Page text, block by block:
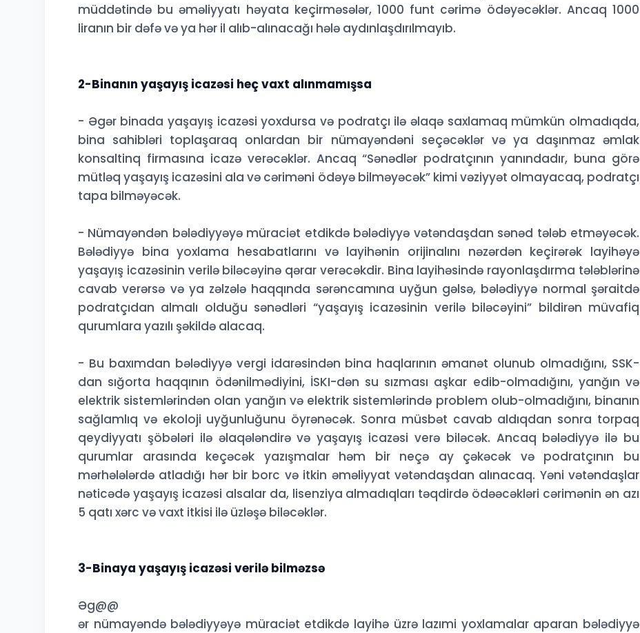
müddətində bu əməliyyatı həyata keçirməsələr, 1000 funt cərimə ödəyəcəklər. Ancaq 1000
liranın bir dəfə və ya hər il alıb-alınacağı hələ aydınlaşdırılmayıb.
2-Binanın yaşayış icazəsi heç vaxt alınmamışsa
- Əgər binada yaşayış icazəsi yoxdursa və podratçı ilə əlaqə saxlamaq mümkün olmadıqda,
bina sahibləri toplaşaraq onlardan bir nümayəndəni seçəcəklər və ya daşınmaz əmlak
konsaltinq firmasına icazə verəcəklər. Ancaq “Sənədlər podratçının yanındadır, buna görə
mütləq yaşayış icazəsini ala və cəriməni ödəyə bilməyəcək” kimi vəziyyət olmayacaq, podratçı
tapa bilməyəcək.
- Nümayəndən bələdiyyəyə müraciət etdikdə bələdiyyə vətəndaşdan sənəd tələb etməyəcək.
Bələdiyyə bina yoxlama hesabatlarını və layihənin orijinalını nəzərdən keçirərək layihəyə
yaşayış icazəsinin verilə biləcəyinə qərar verəcəkdir. Bina layihəsində rayonlaşdırma tələblərinə
cavab verərsə və ya zəlzələ haqqında sərəncamına uyğun gəlsə, bələdiyyə normal şəraitdə
podratçıdan almalı olduğu sənədləri “yaşayış icazəsinin verilə biləcəyini” bildirən müvafiq
qurumlara yazılı şəkildə alacaq.
- Bu baxımdan bələdiyyə vergi idarəsindən bina haqlarının əmanət olunub olmadığını, SSK-
dan sığorta haqqının ödənilmədiyini, İSKI-dən su sızması aşkar edib-olmadığını, yanğın və
elektrik sistemlərindən olan yanğın və elektrik sistemlərində problem olub-olmadığını, binanın
sağlamlıq və ekoloji uyğunluğunu öyrənəcək. Sonra müsbət cavab aldıqdan sonra torpaq
qeydiyyatı şöbələri ilə əlaqələndirə və yaşayış icazəsi verə biləcək. Ancaq bələdiyyə ilə bu
qurumlar arasında keçəcək yazışmalar həm bir neçə ay çəkəcək və podratçının bu
mərhələlərdə atladığı hər bir borc və itkin əməliyyat vətəndaşdan alınacaq. Yəni vətəndaşlar
nəticədə yaşayış icazəsi alsalar da, lisenziya almadıqları təqdirdə ödəəcəkləri cərimənin ən azı
5 qatı xərc və vaxt itkisi ilə üzləşə biləcəklər.
3-Binaya yaşayış icazəsi verilə bilməzsə
Əg@@
ər nümayəndə bələdiyyəyə müraciət etdikdə layihə üzrə lazımi yoxlamalar aparan bələdiyyə